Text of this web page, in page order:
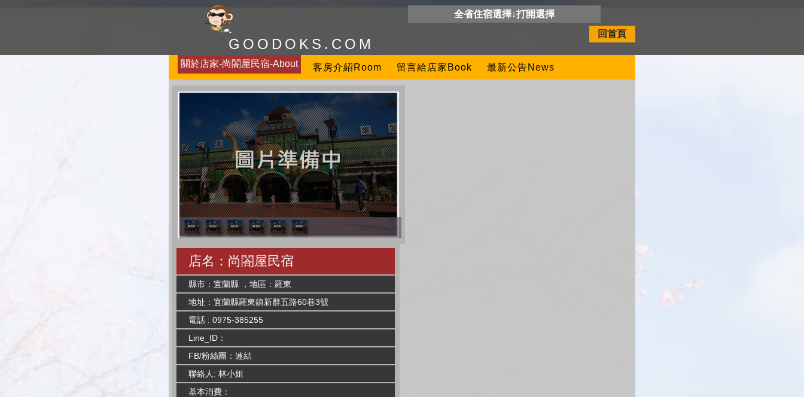
GOODOKS.COM
全省住宿選擇↓打開選擇
回首頁
關於店家-尚閤屋民宿-About 客房介紹Room 留言給店家Book 最新公告News
店名：尚閤屋民宿
縣市：宜蘭縣 ，地區：羅東
地址：宜蘭縣羅東鎮新群五路60巷3號
電話 : 0975-385255
Line_ID：
FB/粉絲團：連結
聯絡人: 林小姐
基本消費：